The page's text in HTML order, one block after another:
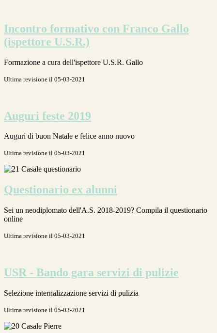
Incontro formativo con Franco Gallo
(ispettore U.S.R.)
Formazione a cura dell'ispettore U.S.R. Gallo
Ultima revisione il 05-03-2021
Auguri feste 2019
Auguri di buon Natale e felice anno nuovo
Ultima revisione il 05-03-2021
Questionario ex alunni
Sei un neodiplomato dell'A.S. 2018-2019? Compila il questionario
online
Ultima revisione il 05-03-2021
USR - Bando gara servizi di pulizie
Selezione internalizzazione servizi di pulizia
Ultima revisione il 05-03-2021